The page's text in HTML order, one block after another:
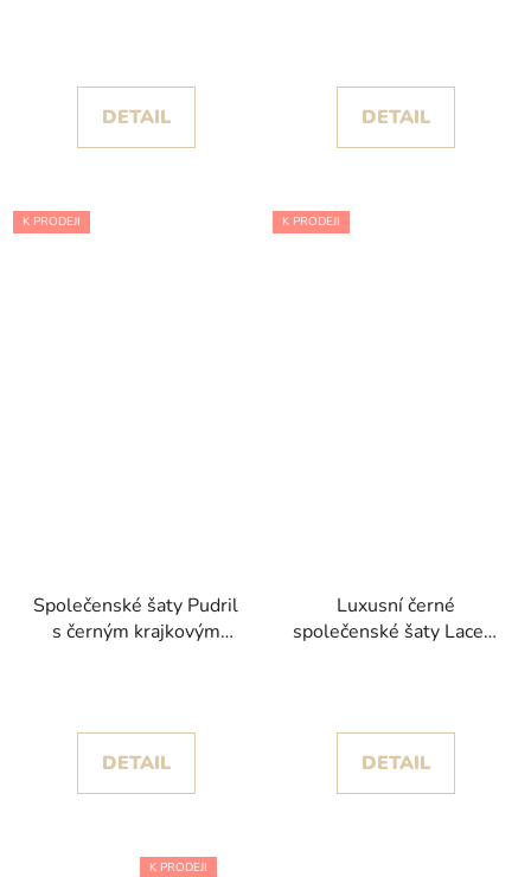
DETAIL DETAIL
K PRODEJI
Společenské šaty Pudril
s černým krajkovým
DETAIL
K PRODEJI
Luxusní černé
společenské šaty Lace s
DETAIL
K PRODEJI